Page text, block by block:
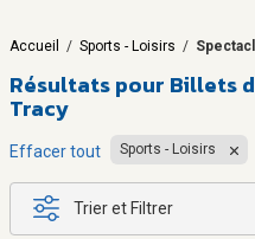
Accueil / Sports - Loisirs /
Résultats pour Billets
Tracy
Effacer tout Sports - Loisirs
Trier et Filtrer